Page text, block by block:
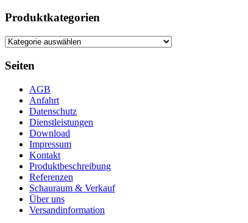
Produktkategorien
Seiten
AGB
Anfahrt
Datenschutz
Dienstleistungen
Download
Impressum
Kontakt
Produktbeschreibung
Referenzen
Schauraum & Verkauf
Über uns
Versandinformation